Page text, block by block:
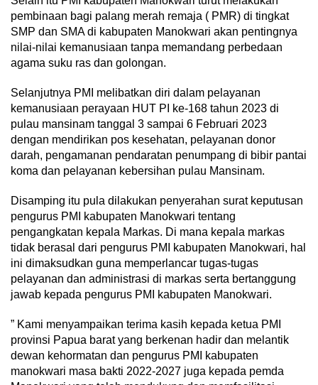
pembinaan bagi palang merah remaja ( PMR) di tingkat
SMP dan SMA di kabupaten Manokwari akan pentingnya
nilai-nilai kemanusiaan tanpa memandang perbedaan
agama suku ras dan golongan.
Selanjutnya PMI melibatkan diri dalam pelayanan
kemanusiaan perayaan HUT PI ke-168 tahun 2023 di
pulau mansinam tanggal 3 sampai 6 Februari 2023
dengan mendirikan pos kesehatan, pelayanan donor
darah, pengamanan pendaratan penumpang di bibir pantai
koma dan pelayanan kebersihan pulau Mansinam.
Disamping itu pula dilakukan penyerahan surat keputusan
pengurus PMI kabupaten Manokwari tentang
pengangkatan kepala Markas. Di mana kepala markas
tidak berasal dari pengurus PMI kabupaten Manokwari, hal
ini dimaksudkan guna memperlancar tugas-tugas
pelayanan dan administrasi di markas serta bertanggung
jawab kepada pengurus PMI kabupaten Manokwari.
” Kami menyampaikan terima kasih kepada ketua PMI
provinsi Papua barat yang berkenan hadir dan melantik
dewan kehormatan dan pengurus PMI kabupaten
manokwari masa bakti 2022-2027 juga kepada pemda